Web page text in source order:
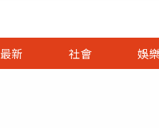
最新 社會 娛樂
娛樂首頁
即時
財經首頁
熱線
政